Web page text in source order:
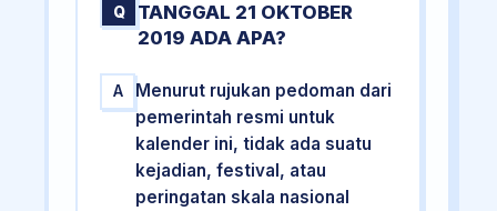
Q
TANGGAL 21 OKTOBER
2019 ADA APA?
A
Menurut rujukan pedoman dari
pemerintah resmi untuk
kalender ini, tidak ada suatu
kejadian, festival, atau
peringatan skala nasional